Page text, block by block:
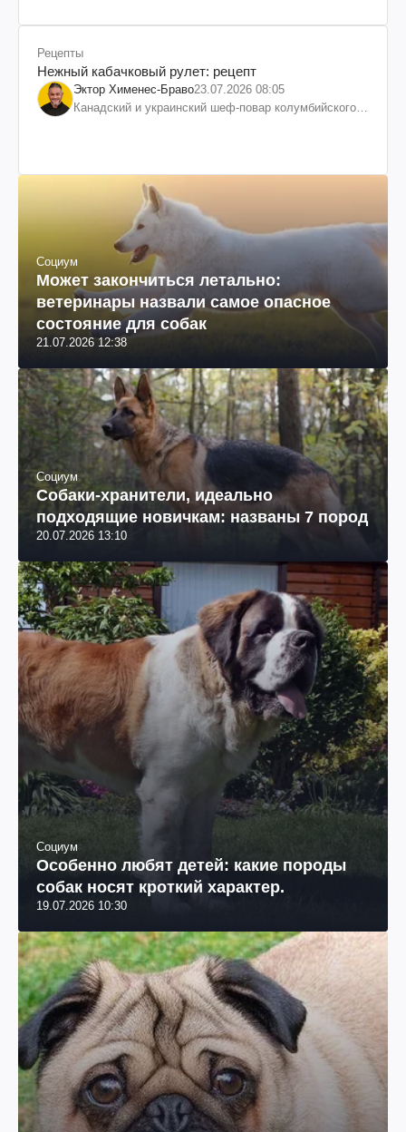
Рецепты
Нежный кабачковый рулет: рецепт
Эктор Хименес-Браво23.07.2026 08:05
Канадский и украинский шеф-повар колумбийского
Социум
Может закончиться летально:
ветеринары назвали самое опасное
состояние для собак
21.07.2026 12:38
Социум
Собаки-хранители, идеально
подходящие новичкам: названы 7 пород
20.07.2026 13:10
Социум
Особенно любят детей: какие породы
собак носят кроткий характер.
19.07.2026 10:30